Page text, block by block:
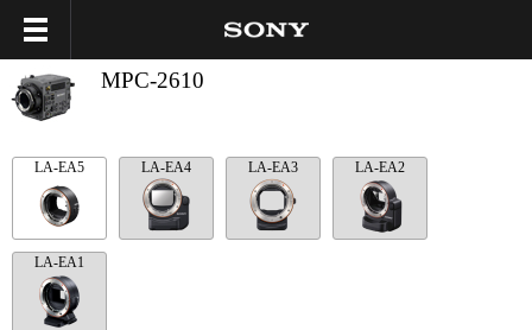
MPC-2610
LA-EA5 LA-EA4 LA-EA3 LA-EA2
LA-EA1